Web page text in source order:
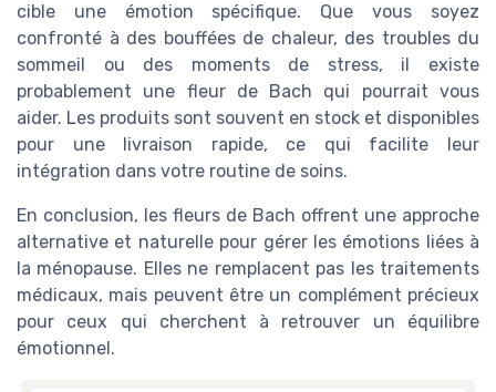
cible une émotion spécifique. Que vous soyez
confronté à des bouffées de chaleur, des troubles du
sommeil ou des moments de stress, il existe
probablement une fleur de Bach qui pourrait vous
aider. Les produits sont souvent en stock et disponibles
pour une livraison rapide, ce qui facilite leur
intégration dans votre routine de soins.
En conclusion, les fleurs de Bach offrent une approche
alternative et naturelle pour gérer les émotions liées à
la ménopause. Elles ne remplacent pas les traitements
médicaux, mais peuvent être un complément précieux
pour ceux qui cherchent à retrouver un équilibre
émotionnel.